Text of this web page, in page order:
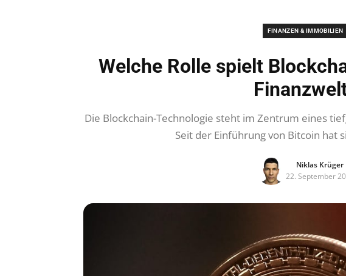
FINANZEN & IMMOBILIEN
Welche Rolle spielt
Die Blockchain-Technologie steht im Zentrum eines
Seit der Einführung von Bitcoin hat
Niklas Krüger
22. September